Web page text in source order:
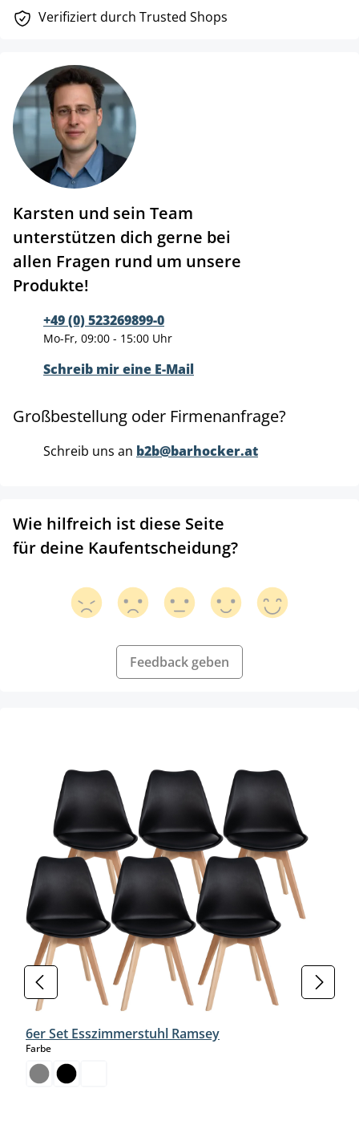
Verifiziert durch Trusted Shops
Karsten und sein Team
unterstützen dich gerne bei
allen Fragen rund um unsere
Produkte!
+49 (0) 523269899-0
Mo-Fr, 09:00 - 15:00 Uhr
Schreib mir eine E-Mail
Großbestellung oder Firmenanfrage?
Schreib uns an b2b@barhocker.at
Wie hilfreich ist diese Seite
für deine Kaufentscheidung?
Feedback geben
6er Set Esszimmerstuhl Ramsey
Farbeauswählen